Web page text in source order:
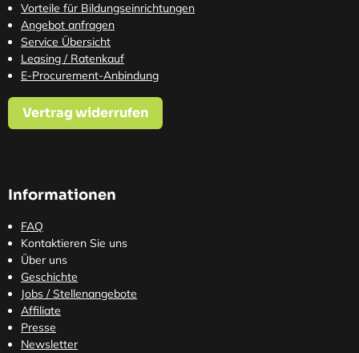
Vorteile für Bildungseinrichtungen
Angebot anfragen
Service Übersicht
Leasing / Ratenkauf
E-Procurement-Anbindung
Vertrag widerrufen
Informationen
FAQ
Kontaktieren Sie uns
Über uns
Geschichte
Jobs / Stellenangebote
Affiliate
Presse
Newsletter